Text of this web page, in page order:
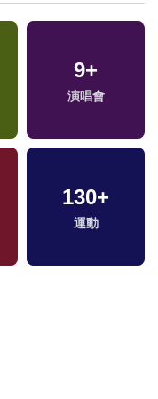
9+
演唱會
130+
運動